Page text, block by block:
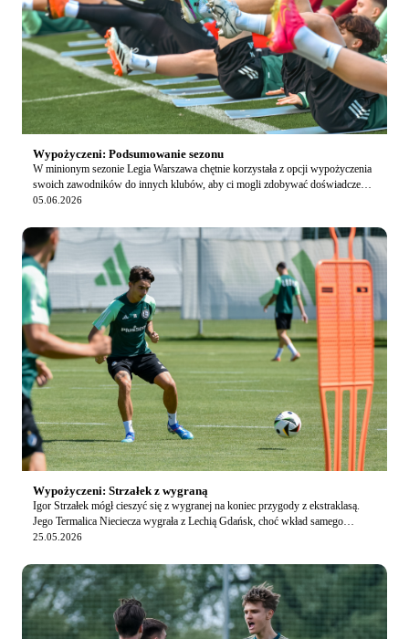
Wypożyczeni: Podsumowanie sezonu
W minionym sezonie Legia Warszawa chętnie korzystała z opcji wypożyczenia
swoich zawodników do innych klubów, aby ci mogli zdobywać doświadczenie,
ogrywać się i być w rytmie mec…
05.06.2026
Wypożyczeni: Strzałek z wygraną
Igor Strzałek mógł cieszyć się z wygranej na koniec przygody z ekstraklasą.
Jego Termalica Nieciecza wygrała z Lechią Gdańsk, choć wkład samego
zainteresowanego był relatywnie n…
25.05.2026